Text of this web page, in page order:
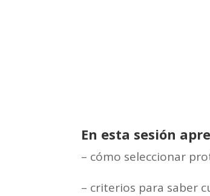
En esta sesión
– cómo seleccionar
– criterios para saber